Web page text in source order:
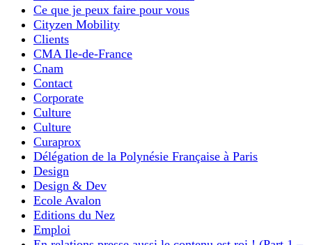
Ce que je peux faire pour vous
Cityzen Mobility
Clients
CMA Ile-de-France
Cnam
Contact
Corporate
Culture
Culture
Curaprox
Délégation de la Polynésie Française à Paris
Design
Design & Dev
Ecole Avalon
Editions du Nez
Emploi